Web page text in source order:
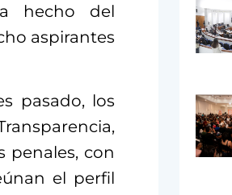
hecho del
aspirantes
pasado, los
penales, con
el perfil